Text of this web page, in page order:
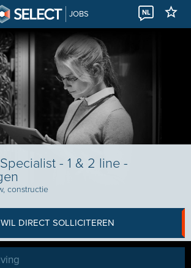
JOBS NL
- 1 & 2 line -
constructie
DIRECT SOLLICITEREN